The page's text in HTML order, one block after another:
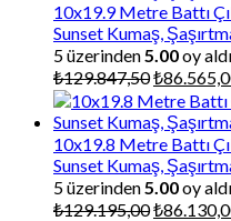
10x19.9 Metre Battı
Sunset Kumaş,
5 üzerinden5.00oy aldı
₺129.847,50Orijinal
fiyat:
₺
10x19.8 Metre Battı
Sunset Kumaş,
5 üzerinden5.00oy aldı
₺129.195,00Orijinal
₺